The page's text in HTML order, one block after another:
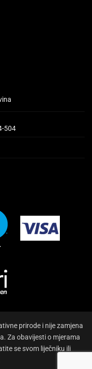
504
prirode i nije zamjena
Za obavijesti o mjerama
se svom liječniku ili